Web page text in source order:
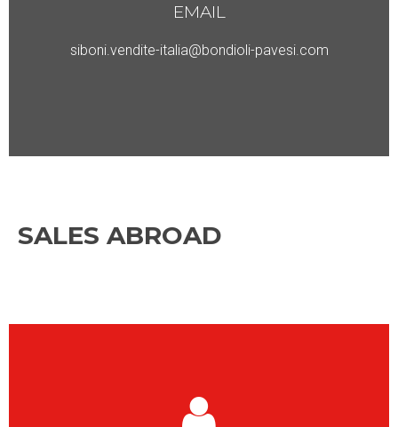
EMAIL
siboni.vendite-italia@bondioli-pavesi.com
SALES ABROAD